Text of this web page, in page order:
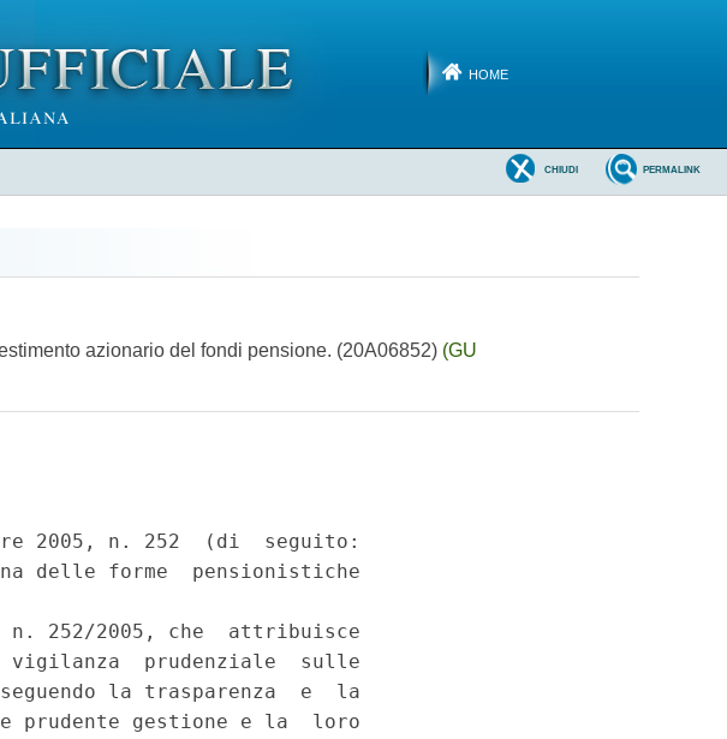
HOME
PERMALINK
CHIUDI
azionario del fondi pensione. (20A06852) (GU